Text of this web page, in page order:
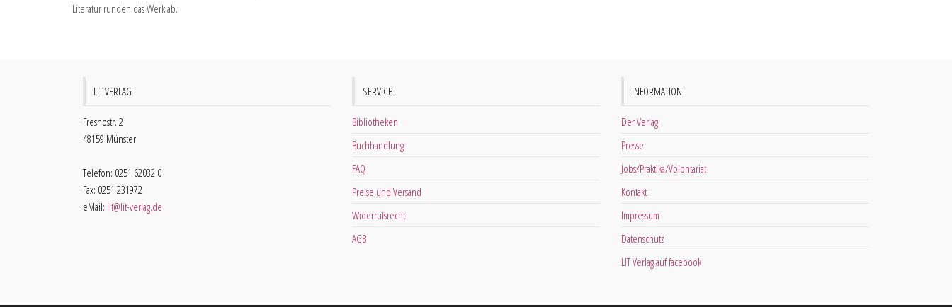
Literatur runden das Werk ab.
LIT VERLAG
Fresnostr. 2
48159 Münster
Telefon: 0251 62032 0
Fax: 0251 231972
eMail: lit@lit-verlag.de
SERVICE
Bibliotheken
Buchhandlung
FAQ
Preise und Versand
Widerrufsrecht
AGB
INFORMATION
Der Verlag
Presse
Jobs/Praktika/Volontariat
Kontakt
Impressum
Datenschutz
LIT Verlag auf facebook